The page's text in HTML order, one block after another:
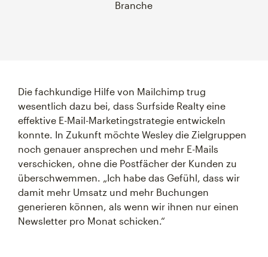
Branche
Die fachkundige Hilfe von Mailchimp trug
wesentlich dazu bei, dass Surfside Realty eine
effektive E-Mail-Marketingstrategie entwickeln
konnte. In Zukunft möchte Wesley die Zielgruppen
noch genauer ansprechen und mehr E-Mails
verschicken, ohne die Postfächer der Kunden zu
überschwemmen. „Ich habe das Gefühl, dass wir
damit mehr Umsatz und mehr Buchungen
generieren können, als wenn wir ihnen nur einen
Newsletter pro Monat schicken.“